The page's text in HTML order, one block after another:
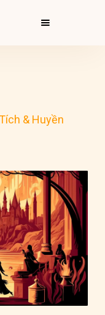
& Huyền